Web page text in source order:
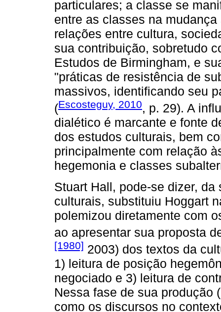
particulares; a classe se
entre as classes na
relações entre cultura,
sua contribuição, sobretudo
Estudos de Birmingham, e
"práticas de resistência de
massivos, identificando seu
(Escosteguy, 2010, p. 29). A
dialético é marcante e fonte
dos estudos culturais, bem
principalmente com relação
hegemonia e classes
Stuart Hall, pode-se dizer,
culturais, substituiu Hoggart
polemizou diretamente com
ao apresentar sua proposta
[1980] 2003) dos textos da
1) leitura de posição
negociado e 3) leitura de
Nessa fase de sua produção
como os discursos no